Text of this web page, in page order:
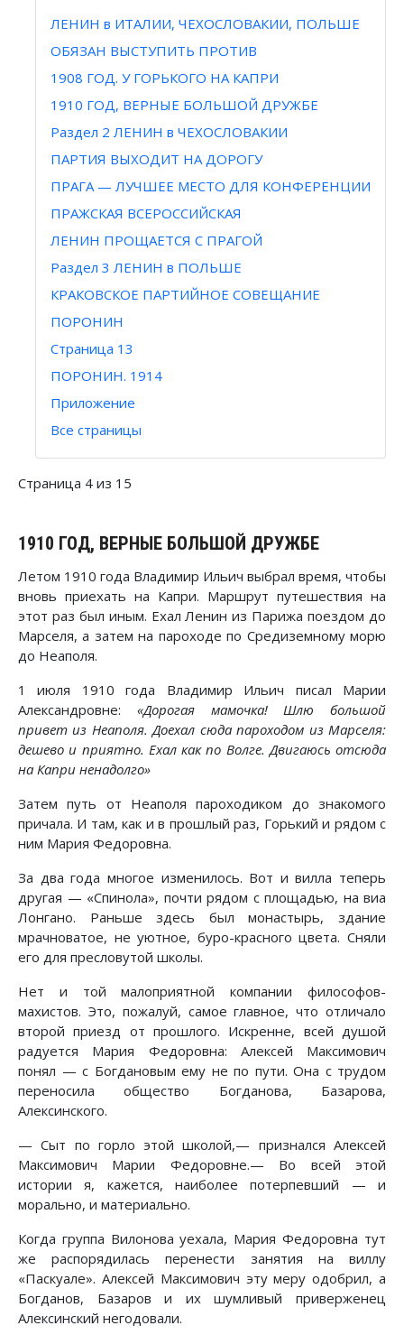
ЛЕНИН в ИТАЛИИ, ЧЕХОСЛОВАКИИ, ПОЛЬШЕ
ОБЯЗАН ВЫСТУПИТЬ ПРОТИВ
1908 ГОД. У ГОРЬКОГО НА КАПРИ
1910 ГОД, ВЕРНЫЕ БОЛЬШОЙ ДРУЖБЕ
Раздел 2 ЛЕНИН в ЧЕХОСЛОВАКИИ
ПАРТИЯ ВЫХОДИТ НА ДОРОГУ
ПРАГА — ЛУЧШЕЕ МЕСТО ДЛЯ КОНФЕРЕНЦИИ
ПРАЖСКАЯ ВСЕРОССИЙСКАЯ
ЛЕНИН ПРОЩАЕТСЯ С ПРАГОЙ
Раздел 3 ЛЕНИН в ПОЛЬШЕ
КРАКОВСКОЕ ПАРТИЙНОЕ СОВЕЩАНИЕ
ПОРОНИН
Страница 13
ПОРОНИН. 1914
Приложение
Все страницы
Страница 4 из 15
1910 ГОД, ВЕРНЫЕ БОЛЬШОЙ ДРУЖБЕ
Летом 1910 года Владимир Ильич выбрал время, чтобы
вновь приехать на Капри. Маршрут путешествия на
этот раз был иным. Ехал Ленин из Парижа поездом до
Марселя, а затем на пароходе по Средиземному морю
до Неаполя.
1 июля 1910 года Владимир Ильич писал Марии
Александровне: «Дорогая мамочка! Шлю большой
привет из Неаполя. Доехал сюда пароходом из Марселя:
дешево и приятно. Ехал как по Волге. Двигаюсь отсюда
на Капри ненадолго»
Затем путь от Неаполя пароходиком до знакомого
причала. И там, как и в прошлый раз, Горький и рядом с
ним Мария Федоровна.
За два года многое изменилось. Вот и вилла теперь
другая — «Спинола», почти рядом с площадью, на виа
Лонгано. Раньше здесь был монастырь, здание
мрачноватое, не уютное, буро-красного цвета. Сняли
его для пресловутой школы.
Нет и той малоприятной компании философов-
махистов. Это, пожалуй, самое главное, что отличало
второй приезд от прошлого. Искренне, всей душой
радуется Мария Федоровна: Алексей Максимович
понял — с Богдановым ему не по пути. Она с трудом
переносила общество Богданова, Базарова,
Алексинского.
— Сыт по горло этой школой,— признался Алексей
Максимович Марии Федоровне.— Во всей этой
истории я, кажется, наиболее потерпевший — и
морально, и материально.
Когда группа Вилонова уехала, Мария Федоровна тут
же распорядилась перенести занятия на виллу
«Паскуале». Алексей Максимович эту меру одобрил, а
Богданов, Базаров и их шумливый приверженец
Алексинский негодовали.